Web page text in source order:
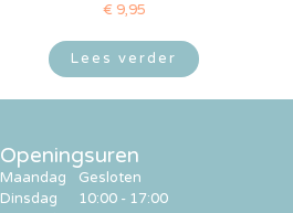
€ 9,95
Lees verder
Openingsuren
Maandag
Dinsdag
Gesloten
10:00 - 17:00